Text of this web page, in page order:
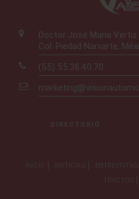
Doctor José María
Col. Piedad Narvarte,
(55) 55.38.40.70
DIRECTORIO
INICIO NOTICIAS ENTREVISTAS
TRACTOS